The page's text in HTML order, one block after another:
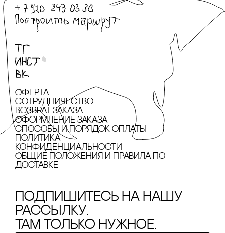
Оферта
сотрудничество
Возврат заказа
Оформление заказа
cпособы и порядок оплаты
Политика
конфиденциальности
Общие положения и правила по
доставке
Подпишитесь на нашу
рассылку.
Там только нужное.